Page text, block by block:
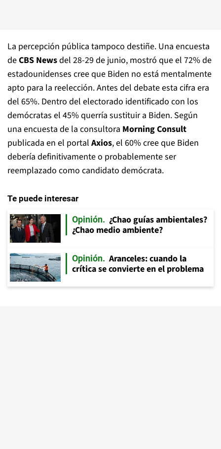
La percepción pública tampoco destiñe. Una encuesta
deCBS Newsdel 28-29 de junio, mostró que el 72% de
estadounidenses cree que Biden no está mentalmente
apto para la reelección. Antes del debate esta cifra era
del 65%. Dentro del electorado identificado con los
demócratas el 45% querría sustituir a Biden. Según
una encuesta de la consultora Morning Consult
publicada en el portal Axios, el 60% cree que Biden
debería definitivamente o probablemente ser
reemplazado como candidato demócrata.
Te puede interesar
Opinión
¿Chao guías ambientales?
¿Chao medio ambiente?
Opinión
Aranceles: cuando la
crítica se convierte en el problema